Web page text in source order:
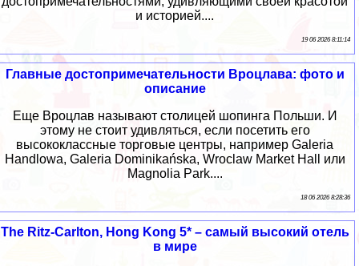
и историей....
19 06 2026 8:11:14
Главные достопримечательности Вроцлава: фото и
описание
Еще Вроцлав называют столицей шопинга Польши. И
этому не стоит удивляться, если посетить его
высококлассные торговые центры, например Galeria
Handlowa, Galeria Dominikańska, Wroclaw Market Hall или
Magnolia Park....
18 06 2026 8:28:36
The Ritz-Carlton, Hong Kong 5* – самый высокий отель
в мире